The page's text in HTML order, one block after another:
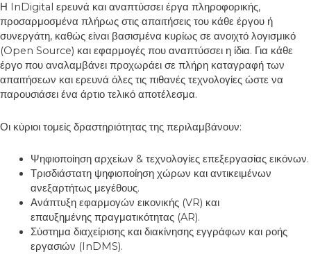
Η InDigital ερευνά και αναπτύσσει έργα πληροφορικής,
προσαρμοσμένα πλήρως στις απαιτήσεις του κάθε έργου ή
συνεργάτη, καθώς είναι βασισμένα κυρίως σε ανοιχτό λογισμικό
(Open Source) και εφαρμογές που αναπτύσσει η ίδια. Για κάθε
έργο που αναλαμβάνει προχωράει σε πλήρη καταγραφή των
απαιτήσεων και ερευνά όλες τις πιθανές τεχνολογίες ώστε να
παρουσιάσει ένα άρτιο τελικό αποτέλεσμα.
Οι κύριοι τομείς δραστηριότητας της περιλαμβάνουν:
Ψηφιοποίηση αρχείων & τεχνολογίες επεξεργασίας εικόνων.
Τρισδιάστατη ψηφιοποίηση χώρων και αντικειμένων
ανεξαρτήτως μεγέθους.
Ανάπτυξη εφαρμογών εικονικής (VR) και
επαυξημένης πραγματικότητας (AR).
Σύστημα διαχείρισης και διακίνησης εγγράφων και ροής
εργασιών (InDMS).